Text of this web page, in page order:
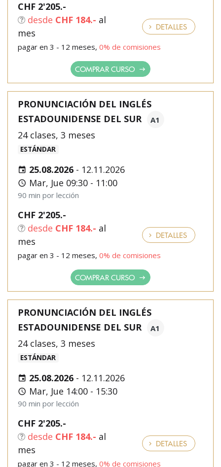
CHF 2'205.-
desde CHF 184.- al
mes
pagar en 3 - 12 meses, 0% de comisiones
DETALLES
COMPRAR CURSO
PRONUNCIACIÓN DEL INGLÉS
ESTADOUNIDENSE DEL SUR
A1
24 clases, 3 meses
ESTÁNDAR
25.08.2026 - 12.11.2026
Mar, Jue 09:30 - 11:00
90 min por lección
CHF 2'205.-
desde CHF 184.- al
mes
pagar en 3 - 12 meses, 0% de comisiones
DETALLES
COMPRAR CURSO
PRONUNCIACIÓN DEL INGLÉS
ESTADOUNIDENSE DEL SUR
A1
24 clases, 3 meses
ESTÁNDAR
25.08.2026 - 12.11.2026
Mar, Jue 14:00 - 15:30
90 min por lección
CHF 2'205.-
desde CHF 184.- al
mes
pagar en 3 - 12 meses, 0% de comisiones
DETALLES